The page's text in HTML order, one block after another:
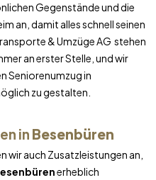
Gegenstände und die
an, damit alles schnell seinen
& Umzüge AG stehen
an erster Stelle, und wir
Seniorenumzug in
zu gestalten.
in Besenbüren
wir auch Zusatzleistungen an,
erheblich